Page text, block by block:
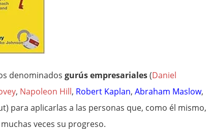
denominados gurús empresariales(Daniel
, Napoleon Hill, Robert Kaplan, Abraham Maslow,
para aplicarlas a las personas que, como él mismo,
veces su progreso.